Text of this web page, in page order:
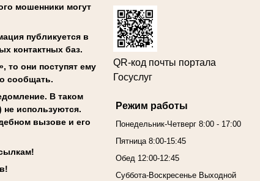
QR-код почты портала
Госуслуг
Режим работы
Понедельник-Четверг 8:00 - 17:00
Пятница 8:00-15:45
Обед 12:00-12:45
Суббота-Воскресенье Выходной
мошенники могут
публикуется в
контактных баз.
то они поступят ему
сообщать.
В таком
не используются.
вызове и его